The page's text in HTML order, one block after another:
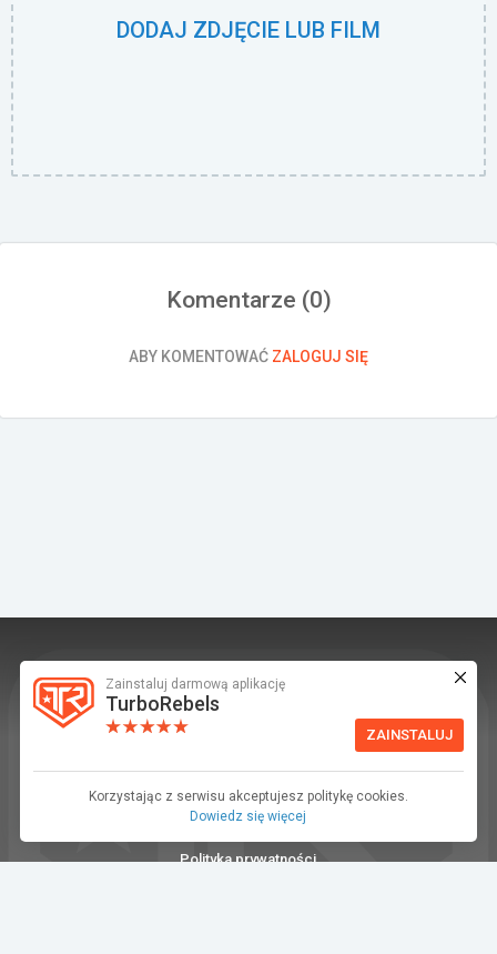
Zainstaluj darmową aplikację
TurboRebels
ZAINSTALUJ
Korzystając z serwisu akceptujesz politykę cookies.
Dowiedz się więcej
DODAJ ZDJĘCIE LUB FILM
Komentarze (0)
ABY KOMENTOWAĆ ZALOGUJ SIĘ
TurboRebels to platforma społecznościowa i
aplikacja mobilna dla fanów motoryzacji.
Regulamin
Polityka prywatności